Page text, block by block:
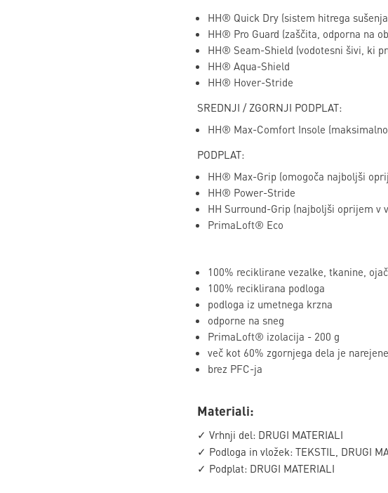
HH® Quick Dry (sistem hitrega
HH® Pro Guard (zaščita, odporna na
HH® Seam-Shield (vodotesni šivi, ki
HH® Aqua-Shield
HH® Hover-Stride
SREDNJI / ZGORNJI PODPLAT:
HH® Max-Comfort Insole
PODPLAT:
HH® Max-Grip (omogoča najboljši
HH® Power-Stride
HH Surround-Grip (najboljši oprijem v
PrimaLoft® Eco
100% reciklirane vezalke, tkanine,
100% reciklirana podloga
podloga iz umetnega krzna
odporne na sneg
PrimaLoft® izolacija - 200 g
več kot 60% zgornjega dela je
brez PFC-ja
Materiali:
✓ Vrhnji del: DRUGI MATERIALI
✓ Podloga in vložek: TEKSTIL, DRUGI
✓ Podplat: DRUGI MATERIALI